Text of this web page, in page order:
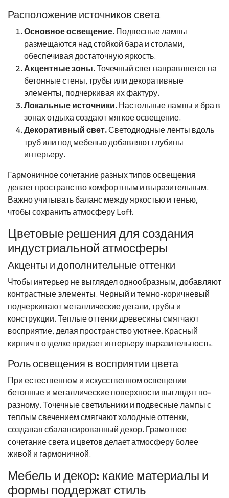
Расположение источников света
Основное освещение. Подвесные лампы
размещаются над стойкой бара и столами,
обеспечивая достаточную яркость.
Акцентные зоны.Точечный свет направляется на
бетонные стены, трубы или декоративные
элементы, подчеркивая их фактуру.
Локальные источники. Настольные лампы и бра в
зонах отдыха создают мягкое освещение.
Декоративный свет.Светодиодные ленты вдоль
труб или под мебелью добавляют глубины
интерьеру.
Гармоничное сочетание разных типов освещения
делает пространство комфортным и выразительным.
Важно учитывать баланс между яркостью и тенью,
чтобы сохранить атмосферу Loft.
Цветовые решения для создания
индустриальной атмосферы
Акценты и дополнительные оттенки
Чтобы интерьер не выглядел однообразным, добавляют
контрастные элементы. Черный и темно-коричневый
подчеркивают металлические детали, трубы и
конструкции. Теплые оттенки древесины смягчают
восприятие, делая пространство уютнее. Красный
кирпич в отделке придает интерьеру выразительность.
Роль освещения в восприятии цвета
При естественном и искусственном освещении
бетонные и металлические поверхности выглядят по-
разному. Точечные светильники и подвесные лампы с
теплым свечением смягчают холодные оттенки,
создавая сбалансированный декор. Грамотное
сочетание света и цветов делает атмосферу более
живой и гармоничной.
Мебель и декор: какие материалы и
формы поддержат стиль